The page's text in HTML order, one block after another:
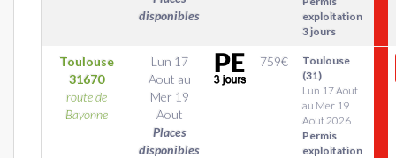
disponibles
exploitation
3 jours
Toulouse
31670
route de
Bayonne
Lun 17
Aout au
Mer 19
Aout
Places
disponibles
759€
Toulouse
(31)
Lun 17 Aout
au Mer 19
Aout 2026
Permis
exploitation